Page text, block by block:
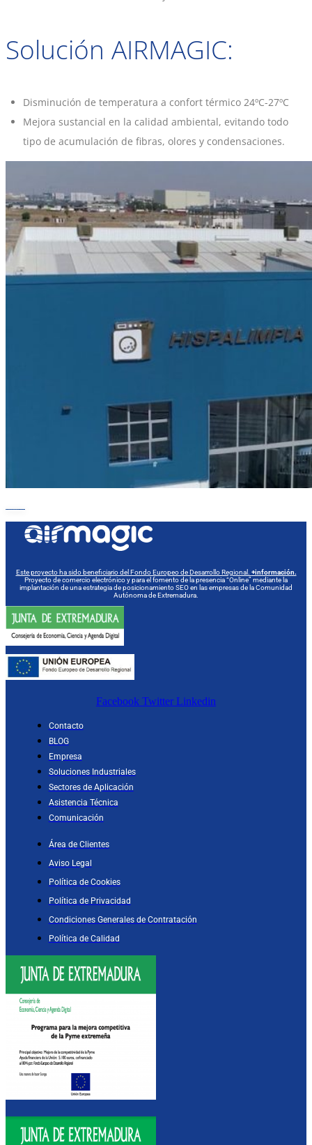
Solución AIRMAGIC:
Disminución de temperatura a confort térmico 24ºC-27ºC
Mejora sustancial en la calidad ambiental, evitando todo
tipo de acumulación de fibras, olores y condensaciones.
Este proyecto ha sido beneficiario del Fondo Europeo de Desarrollo Regional. +información.
Proyecto de comercio electrónico y para el fomento de la presencia “Online” mediante la
implantación de una estrategia de posicionamiento SEO en las empresas de la Comunidad
Autónoma de Extremadura.
Facebook Twitter Linkedin
Contacto
BLOG
Empresa
Soluciones Industriales
Sectores de Aplicación
Asistencia Técnica
Comunicación
Área de Clientes
Aviso Legal
Política de Cookies
Política de Privacidad
Condiciones Generales de Contratación
Política de Calidad